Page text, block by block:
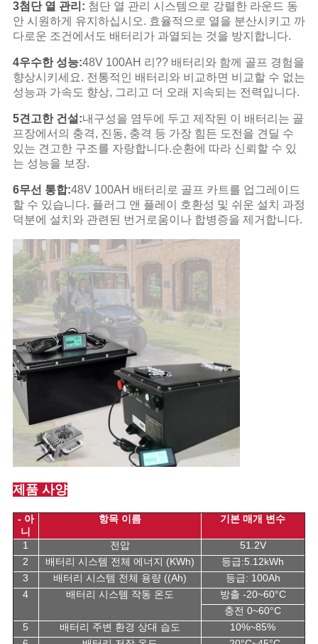
3첨단 열 관리: 첨단 열 관리 시스템으로 강렬한 라운드 동
안 시원하게 유지하십시오. 효율적으로 열을 분산시키고 까
다로운 조건에서도 배터리가 과열되는 것을 방지합니다.
4우수한 성능:48V 100AH 리?? 배터리와 함께 골프 경험을
향상시키세요. 전통적인 배터리와 비교하면 비교할 수 없는
성능과 가속도 향상, 그리고 더 오래 지속되는 전력입니다.
5견고한 건설:내구성을 염두에 두고 제작된 이 배터리는 골
프장에서의 충격, 진동, 충격 등 가장 힘든 도전을 견딜 수
있는 견고한 구조를 자랑합니다.순환에 따라 신뢰할 수 있
는 성능을 보장.
6무선 통합:48V 100AH 배터리로 골프 카트를 업그레이드
할 수 있습니다. 플러그 앤 플레이 호환성 및 쉬운 설치 과정
덕분에 설치와 관련된 번거로움이나 합병증을 제거합니다.
제품 사양
- 아
니
항목 이름 기본 매개 변수
1 전압
51.2V
2
배터리 시스템 전체 에너지 (KWh)
등급:5.12kWh
3
배터리 시스템 전체 용량 ((Ah)
등급: 100Ah
4
배터리 시스템 작동 온도
방출 -20~60°C
충전 0~60°C
5
배터리 주변 환경 상대 습도
10%~85%